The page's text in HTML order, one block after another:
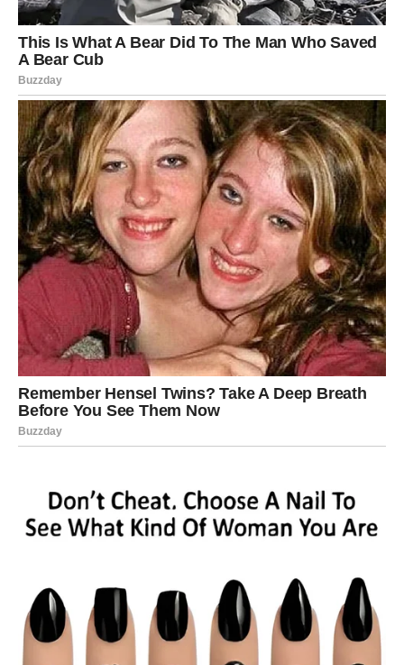
✓ Finansijski blagoslov
Bik ulazi u najbolji novčani period u drugoj polovini
decembra.
Neki Bikovi dobijaju:
dodatni novac,
poklon,
priliku za zaradu,
nagradu ili bonus,
ponudu koja se ne odbija.
Sve što je dugo stajalo blokirano – sada dolazi.
✓ Ljubav koja vraća radost
prijatelja ili neplanirano.
Bikovi u odnosima — rešavaju nesporazume.
A oni u prekidu — vraća se osoba koja je shvatila šta je
✓ Mir i stabilnost
Bik konačno oseća da ima kontrolu nad svojim životom.